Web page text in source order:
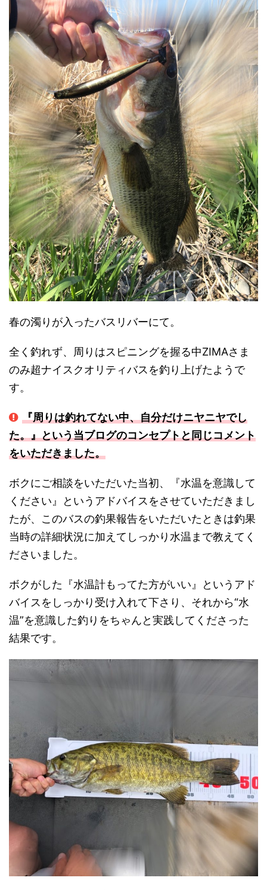
春の濁りが入ったバスリバーにて。
全く釣れず、周りはスピニングを握る中ZIMAさま
のみ超ナイスクオリティバスを釣り上げたようで
す。
『周りは釣れてない中、自分だけニヤニヤでし
た。』という当ブログのコンセプトと同じコメント
をいただきました。
ボクにご相談をいただいた当初、『水温を意識して
ください』というアドバイスをさせていただきまし
たが、このバスの釣果報告をいただいたときは釣果
当時の詳細状況に加えてしっかり水温まで教えてく
ださいました。
ボクがした『水温計もってた方がいい』というアド
バイスをしっかり受け入れて下さり、それから“水
温”を意識した釣りをちゃんと実践してくださった
結果です。